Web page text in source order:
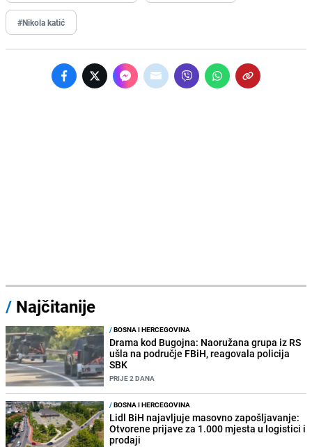
#Nikola katić
/ Najčitanije
/BOSNA I HERCEGOVINA
Drama kod Bugojna: Naoružana grupa iz RS
ušla na područje FBiH, reagovala policija
SBK
PRIJE 2 DANA
/BOSNA I HERCEGOVINA
Lidl BiH najavljuje masovno zapošljavanje:
Otvorene prijave za 1.000 mjesta u logistici i
prodaji